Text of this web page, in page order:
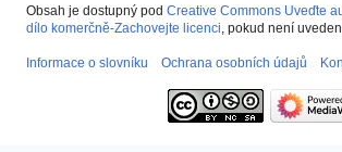
Obsah je dostupný pod Creative Commons Uveďte
dílo komerčně-Zachovejte licenci, pokud není
Informace o slovníku Ochrana osobních údajů